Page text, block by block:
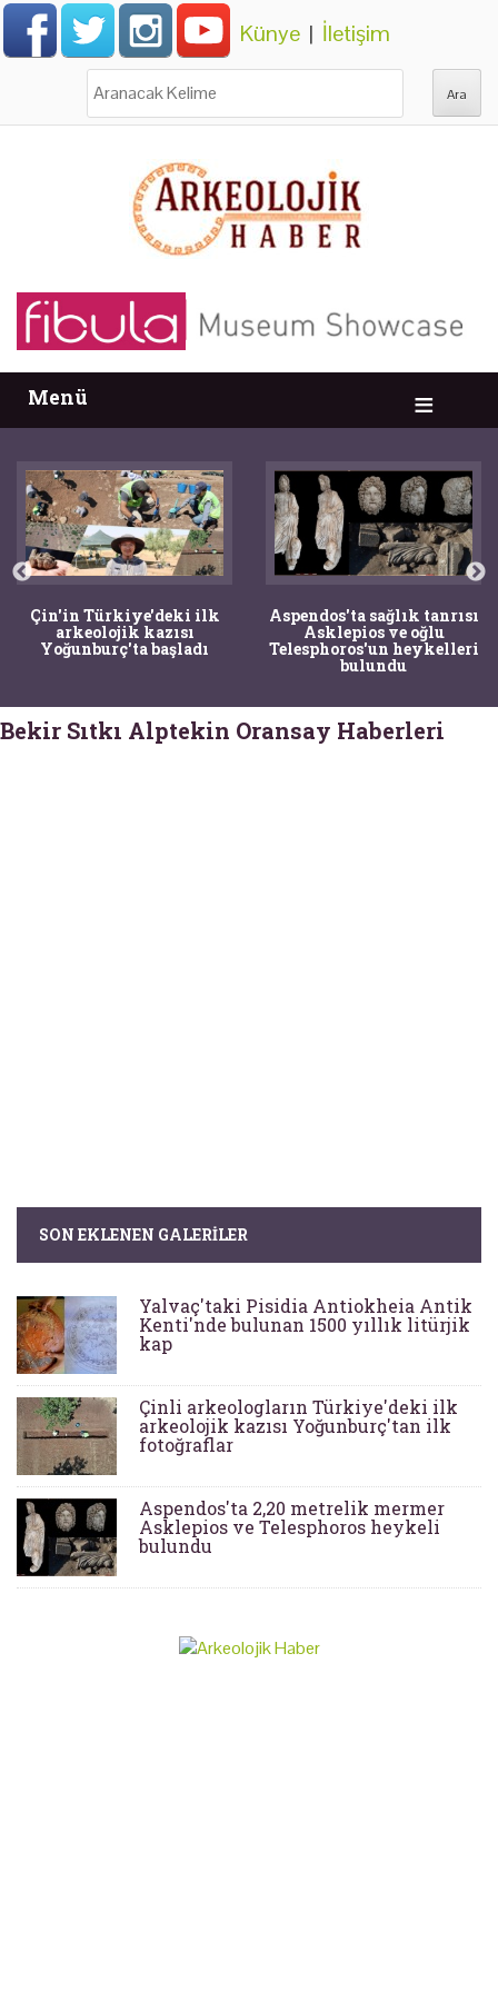
Künye | İletişim
Menü
Çin'in Türkiye'deki ilk
arkeolojik kazısı
Yoğunburç'ta başladı
Aspendos'ta sağlık tanrısı
Asklepios ve oğlu
Telesphoros'un heykelleri
bulundu
Bekir Sıtkı Alptekin Oransay Haberleri
SON EKLENEN GALERILER
Yalvaç'taki Pisidia Antiokheia Antik
Kenti'nde bulunan 1500 yıllık litürjik
kap
Çinli arkeologların Türkiye'deki ilk
arkeolojik kazısı Yoğunburç'tan ilk
fotoğraflar
Aspendos'ta 2,20 metrelik mermer
Asklepios ve Telesphoros heykeli
bulundu